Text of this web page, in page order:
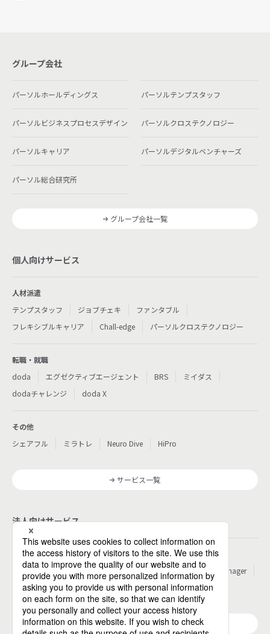
グループ会社
パーソルホールディングス パーソルテンプスタッフ
パーソルビジネスプロセスデザイン パーソルクロステクノロジー
パーソルキャリア パーソルデジタルベンチャーズ
パーソル総合研究所
グループ会社一覧
個人向けサービス
人材派遣
テンプスタッフ
ジョブチェキ
ファンタブル
フレキシブルキャリア
Chall-edge パーソルクロステクノロジー
転職・就職
doda
エグゼクティブエージェント BRS
ミイダス
dodaチャレンジ
doda X
その他
シェアフル
ミラトレ Neuro Dive HiPro
サービス一覧
法人向けサービス
その他
パーソルのRPA
ワークスイッチコンサルティング
HITO-Manager
MITERAS
ポスタス Reskilling Camp StepBase
サービス一覧